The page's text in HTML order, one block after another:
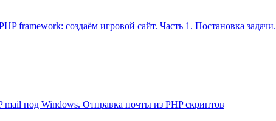
framework: создаём игровой сайт. Часть 1. Постановка задачи.
mail под Windows. Отправка почты из PHP скриптов